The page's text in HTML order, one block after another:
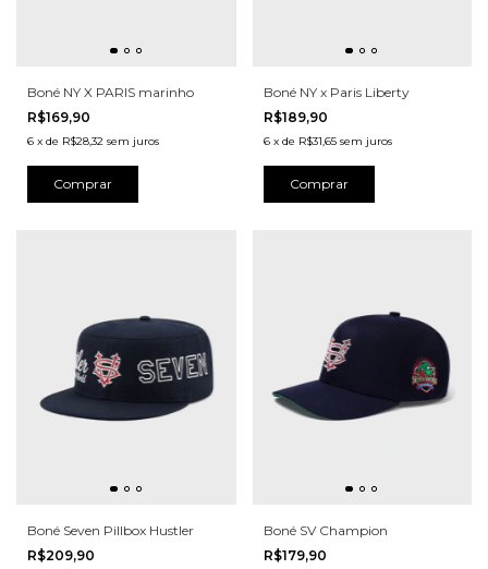
Boné NY X PARIS marinho
R$169,90
6 x de R$28,32 sem juros
Comprar
Boné NY x Paris Liberty
R$189,90
6 x de R$31,65 sem juros
Comprar
Boné Seven Pillbox Hustler
R$209,90
Boné SV Champion
R$179,90